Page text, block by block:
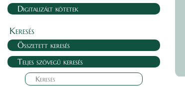
Digitalizált kötetek
Keresés
Összetett keresés
Teljes szövegű keresés